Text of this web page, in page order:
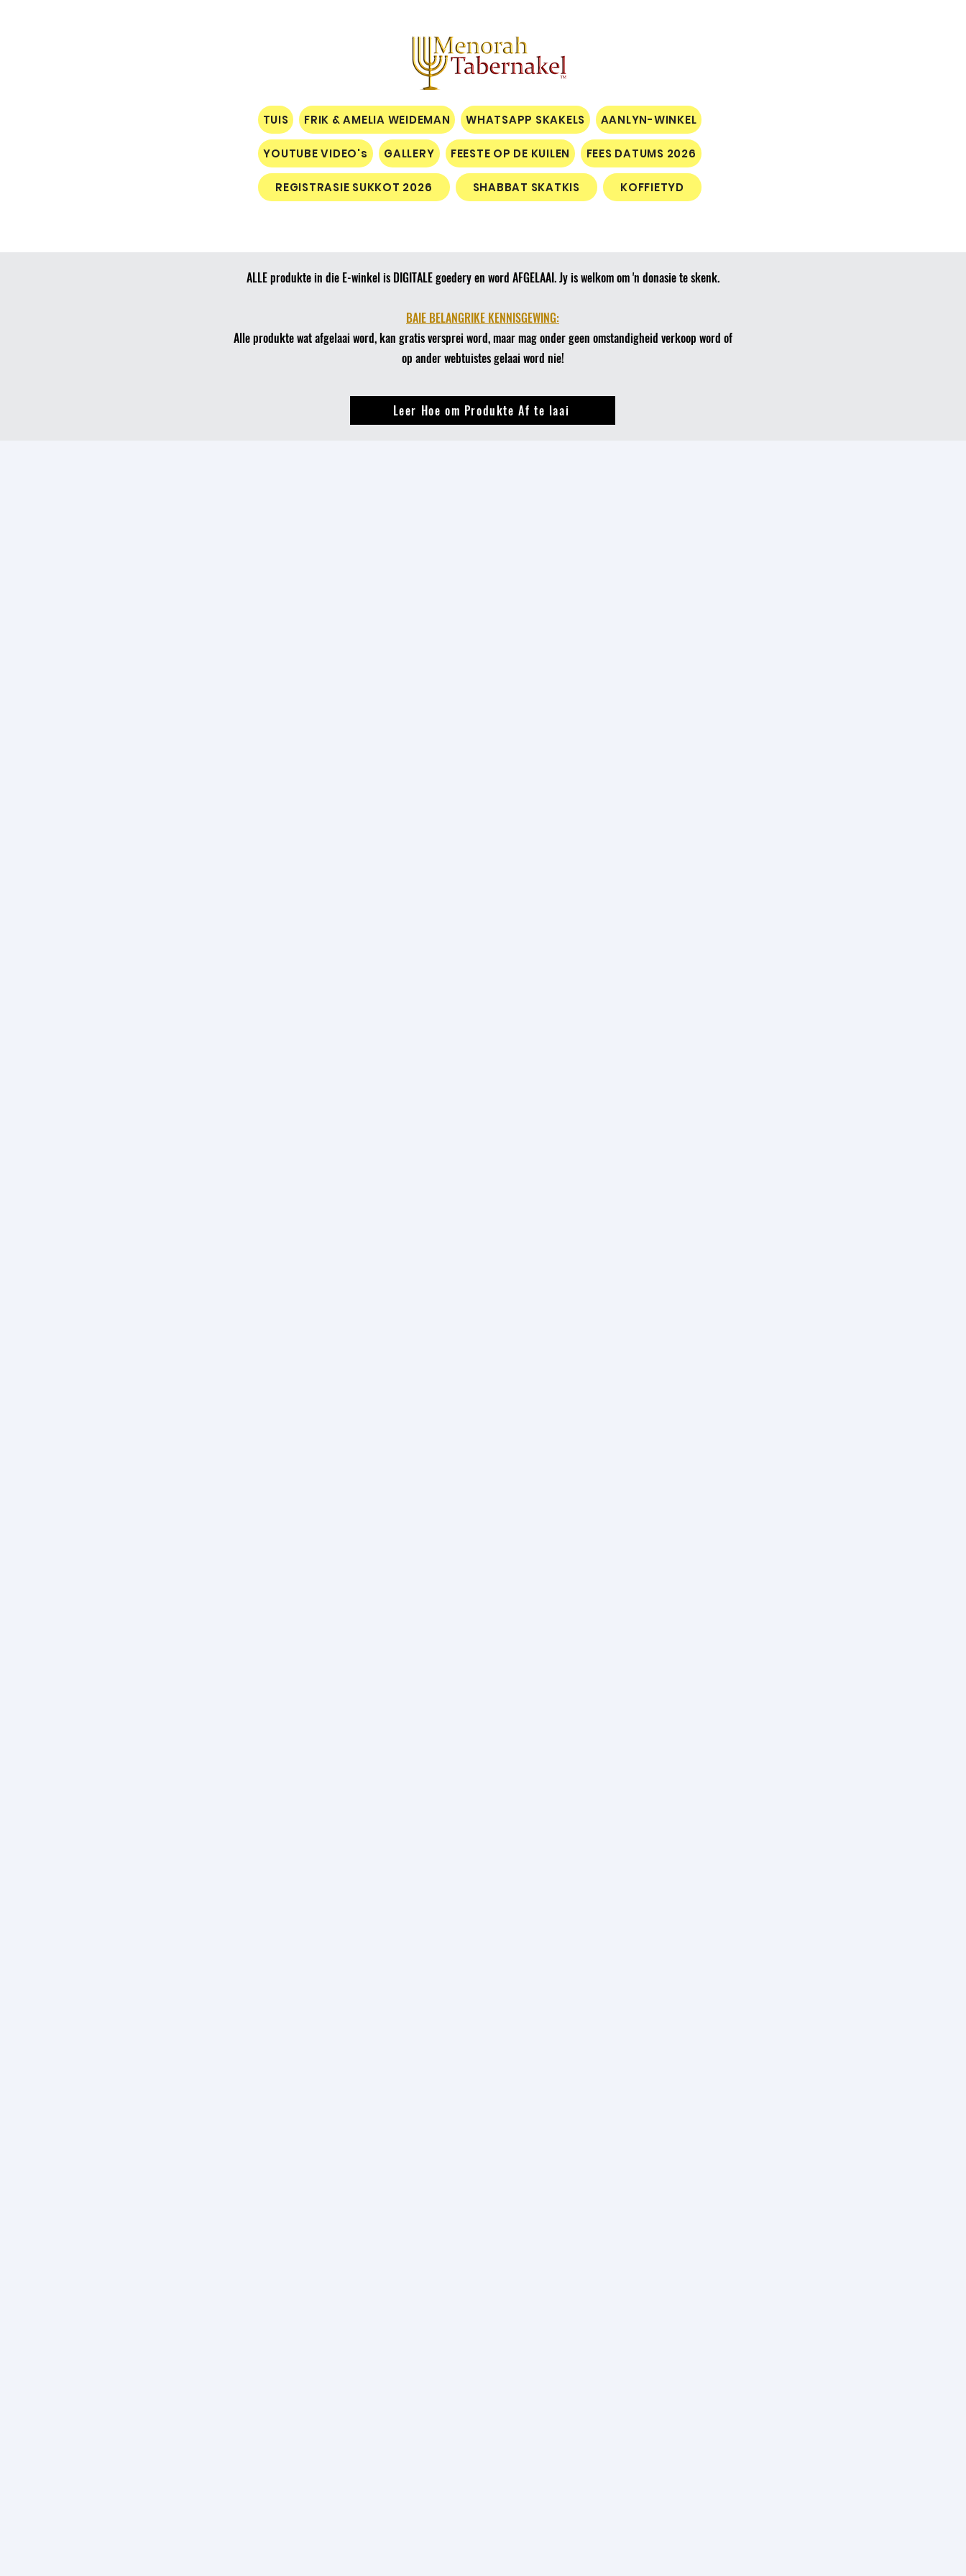
TUIS FRIK & AMELIA WEIDEMAN WHATSAPP SKAKELS AANLYN-WINKEL
YOUTUBE VIDEO's GALLERY FEESTE OP DE KUILEN FEES DATUMS 2026
REGISTRASIE SUKKOT 2026 SHABBAT SKATKIS KOFFIETYD
ALLE produkte in die E-winkel is DIGITALE goedery en word AFGELAAI. Jy is welkom om 'n donasie te skenk.
​BAIE BELANGRIKE KENNISGEWING:
Alle produkte wat afgelaai word, kan gratis versprei word, maar mag onder geen omstandigheid verkoop word of
op ander webtuistes gelaai word nie!
Leer Hoe om Produkte Af te laai